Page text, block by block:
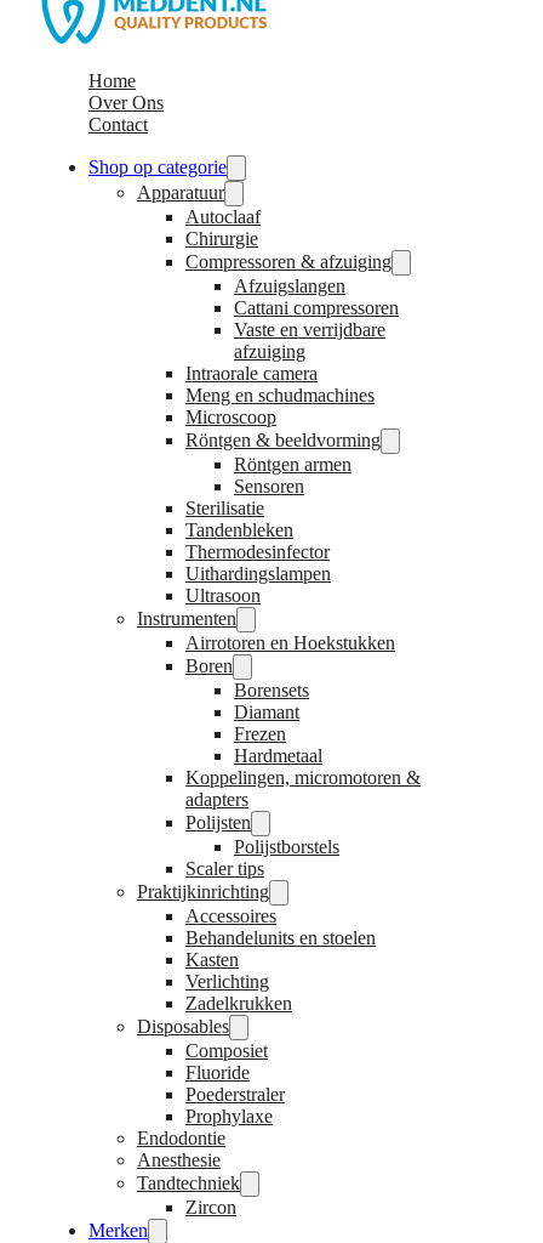
Home
Over Ons
Contact
Shop op categorie
Apparatuur
Autoclaaf
Chirurgie
Compressoren & afzuiging
Afzuigslangen
Cattani compressoren
Vaste en verrijdbare
afzuiging
Intraorale camera
Meng en schudmachines
Microscoop
Röntgen & beeldvorming
Röntgen armen
Sensoren
Sterilisatie
Tandenbleken
Thermodesinfector
Uithardingslampen
Ultrasoon
Instrumenten
Airrotoren en Hoekstukken
Boren
Borensets
Diamant
Frezen
Hardmetaal
Koppelingen, micromotoren &
adapters
Polijsten
Polijstborstels
Scaler tips
Praktijkinrichting
Accessoires
Behandelunits en stoelen
Kasten
Verlichting
Zadelkrukken
Disposables
Composiet
Fluoride
Poederstraler
Prophylaxe
Endodontie
Anesthesie
Tandtechniek
Zircon
Merken